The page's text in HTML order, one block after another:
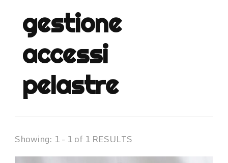
gestione
accessi
pelastre
Showing: 1 - 1 of 1 RESULTS